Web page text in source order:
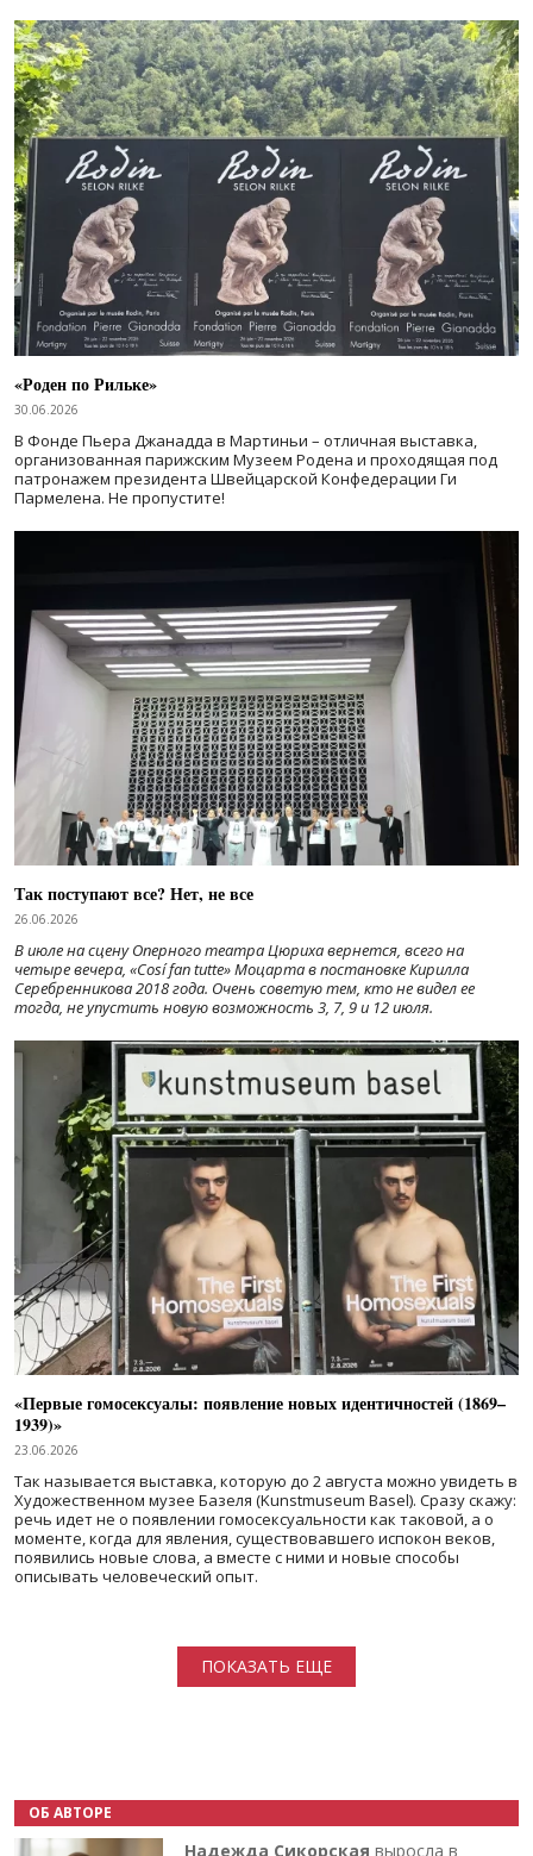
«Роден по Рильке»
30.06.2026
В Фонде Пьера Джанадда в Мартиньи – отличная выставка,
организованная парижским Музеем Родена и проходящая под
патронажем президента Швейцарской Конфедерации Ги
Пармелена. Не пропустите!
Так поступают все? Нет, не все
26.06.2026
В июле на сцену Оперного театра Цюриха вернется, всего на
четыре вечера, «Cosí fan tutte» Моцарта в постановке Кирилла
Серебренникова 2018 года. Очень советую тем, кто не видел ее
тогда, не упустить новую возможность 3, 7, 9 и 12 июля.
«Первые гомосексуалы: появление новых идентичностей (1869–
1939)»
23.06.2026
Так называется выставка, которую до 2 августа можно увидеть в
Художественном музее Базеля (Kunstmuseum Basel). Сразу скажу:
речь идет не о появлении гомосексуальности как таковой, а о
моменте, когда для явления, существовавшего испокон веков,
появились новые слова, а вместе с ними и новые способы
описывать человеческий опыт.
ПОКАЗАТЬ ЕЩЕ
ОБ АВТОРЕ
Надежда Сикорская выросла в